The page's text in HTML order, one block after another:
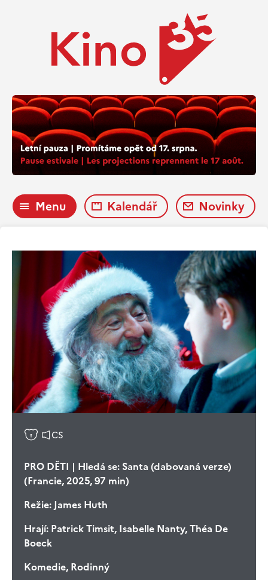
Menu Kalendář Novinky
CS
PRO DĚTI | Hledá se: Santa (dabovaná verze)
(Francie, 2025, 97 min)
Režie: James Huth
Hrají: Patrick Timsit, Isabelle Nanty, Théa De
Boeck
Komedie, Rodinný